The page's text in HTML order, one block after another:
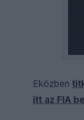
Eközben
itt az FIA